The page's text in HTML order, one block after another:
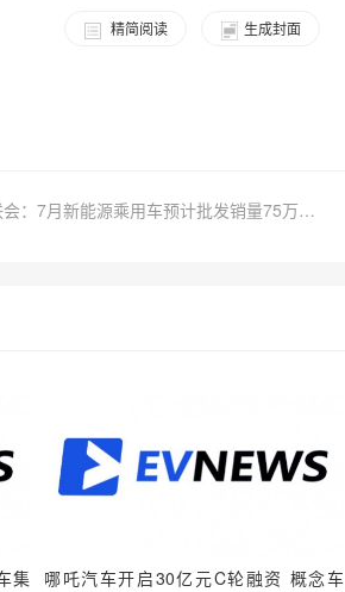
生成封面
精简阅读
下一篇：乘联会：7月新能源乘用车预计批发销量75万辆 环比下降1%
集
哪吒汽车开启30亿元C轮融资 概念车